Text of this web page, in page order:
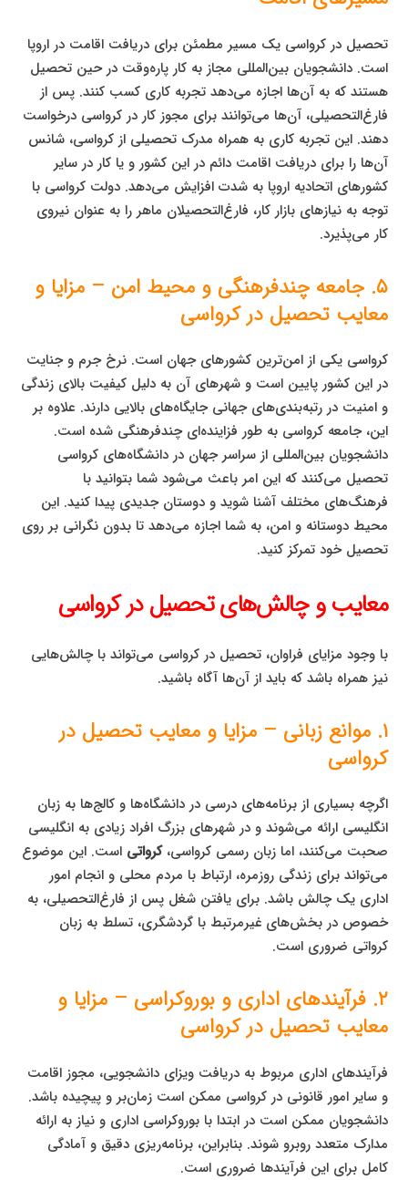
تحصیل در کرواسی یک مسیر مطمئن برای دریافت اقامت در اروپا
است. دانشجویان بین‌المللی مجاز به کار پاره‌وقت در حین تحصیل
هستند که به آن‌ها اجازه می‌دهد تجربه کاری کسب کنند. پس از
فارغ‌التحصیلی، آن‌ها می‌توانند برای مجوز کار در کرواسی درخواست
دهند. این تجربه کاری به همراه مدرک تحصیلی از کرواسی، شانس
آن‌ها را برای دریافت اقامت دائم در این کشور و یا کار در سایر
کشورهای اتحادیه اروپا به شدت افزایش می‌دهد. دولت کرواسی با
توجه به نیازهای بازار کار، فارغ‌التحصیلان ماهر را به عنوان نیروی
کار می‌پذیرد.
۵. جامعه چندفرهنگی و محیط امن – مزایا و
معایب تحصیل در کرواسی
کرواسی یکی از امن‌ترین کشورهای جهان است. نرخ جرم و جنایت
در این کشور پایین است و شهرهای آن به دلیل کیفیت بالای زندگی
و امنیت در رتبه‌بندی‌های جهانی جایگاه‌های بالایی دارند. علاوه بر
این، جامعه کرواسی به طور فزاینده‌ای چندفرهنگی شده است.
دانشجویان بین‌المللی از سراسر جهان در دانشگاه‌های کرواسی
تحصیل می‌کنند که این امر باعث می‌شود شما بتوانید با
فرهنگ‌های مختلف آشنا شوید و دوستان جدیدی پیدا کنید. این
محیط دوستانه و امن، به شما اجازه می‌دهد تا بدون نگرانی بر روی
تحصیل خود تمرکز کنید.
معایب و چالش‌های تحصیل در کرواسی
با وجود مزایای فراوان، تحصیل در کرواسی می‌تواند با چالش‌هایی
نیز همراه باشد که باید از آن‌ها آگاه باشید.
۱. موانع زبانی – مزایا و معایب تحصیل در
کرواسی
اگرچه بسیاری از برنامه‌های درسی در دانشگاه‌ها و کالج‌ها به زبان
انگلیسی ارائه می‌شوند و در شهرهای بزرگ افراد زیادی به انگلیسی
صحبت می‌کنند، اما زبان رسمی کرواسی،کرواتی است. این موضوع
می‌تواند برای زندگی روزمره، ارتباط با مردم محلی و انجام امور
اداری یک چالش باشد. برای یافتن شغل پس از فارغ‌التحصیلی، به
خصوص در بخش‌های غیرمرتبط با گردشگری، تسلط به زبان
کرواتی ضروری است.
۲. فرآیندهای اداری و بوروکراسی – مزایا و
معایب تحصیل در کرواسی
فرآیندهای اداری مربوط به دریافت ویزای دانشجویی، مجوز اقامت
و سایر امور قانونی در کرواسی ممکن است زمان‌بر و پیچیده باشد.
دانشجویان ممکن است در ابتدا با بوروکراسی اداری و نیاز به ارائه
مدارک متعدد روبرو شوند. بنابراین، برنامه‌ریزی دقیق و آمادگی
کامل برای این فرآیندها ضروری است.